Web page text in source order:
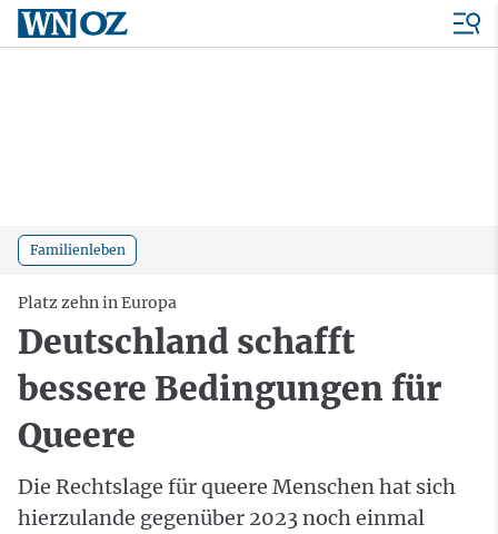
Familienleben
Platz zehn in Europa
Deutschland schafft
bessere Bedingungen für
Queere
Die Rechtslage für queere Menschen hat sich
hierzulande gegenüber 2023 noch einmal